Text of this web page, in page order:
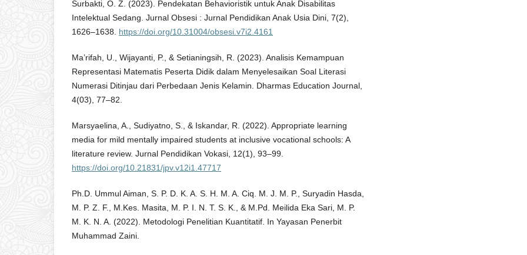
Surbakti, O. Z. (2023). Pendekatan Behavioristik untuk Anak Disabilitas
Intelektual Sedang. Jurnal Obsesi : Jurnal Pendidikan Anak Usia Dini, 7(2),
1626–1638. https://doi.org/10.31004/obsesi.v7i2.4161
Ma’rifah, U., Wijayanti, P., & Setianingsih, R. (2023). Analisis Kemampuan
Representasi Matematis Peserta Didik dalam Menyelesaikan Soal Literasi
Numerasi Ditinjau dari Perbedaan Jenis Kelamin. Dharmas Education Journal,
4(03), 77–82.
Marsyaelina, A., Sudiyatno, S., & Iskandar, R. (2022). Appropriate learning
media for mild mentally impaired students at inclusive vocational schools: A
literature review. Jurnal Pendidikan Vokasi, 12(1), 93–99.
https://doi.org/10.21831/jpv.v12i1.47717
Ph.D. Ummul Aiman, S. P. D. K. A. S. H. M. A. Ciq. M. J. M. P., Suryadin Hasda,
M. P. Z. F., M.Kes. Masita, M. P. I. N. T. S. K., & M.Pd. Meilida Eka Sari, M. P.
M. K. N. A. (2022). Metodologi Penelitian Kuantitatif. In Yayasan Penerbit
Muhammad Zaini.